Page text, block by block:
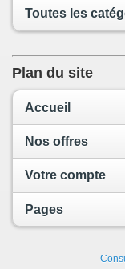
Toutes les
Plan du site
Accueil
Nos offres
Votre compte
Pages